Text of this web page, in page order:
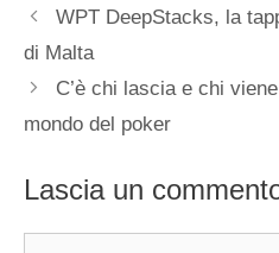
WPT DeepStacks, la
di Malta
C’è chi lascia e chi
mondo del poker
Lascia un